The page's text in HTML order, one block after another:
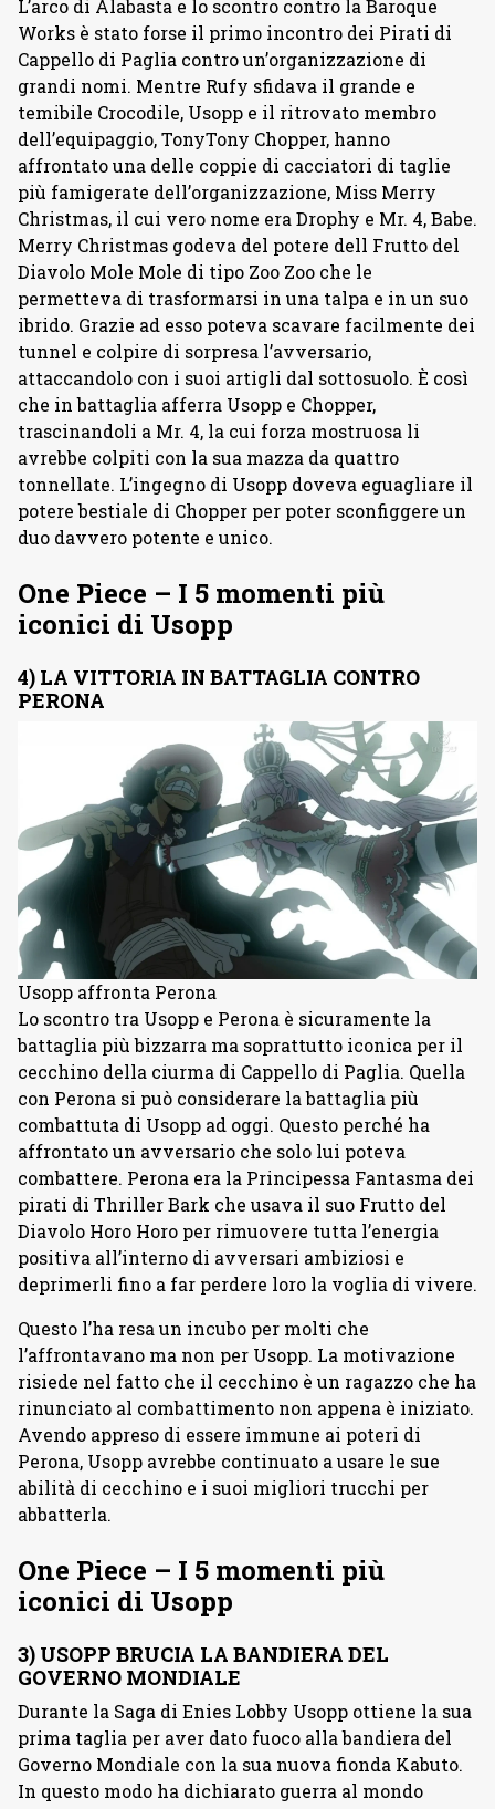
L’arco di Alabasta e lo scontro contro la Baroque
Works è stato forse il primo incontro dei Pirati di
Cappello di Paglia contro un’organizzazione di
grandi nomi. Mentre Rufy sfidava il grande e
temibile Crocodile, Usopp e il ritrovato membro
dell’equipaggio, TonyTony Chopper, hanno
affrontato una delle coppie di cacciatori di taglie
più famigerate dell’organizzazione, Miss Merry
Christmas, il cui vero nome era Drophy e Mr. 4, Babe.
Merry Christmas godeva del potere dell Frutto del
Diavolo Mole Mole di tipo Zoo Zoo che le
permetteva di trasformarsi in una talpa e in un suo
ibrido. Grazie ad esso poteva scavare facilmente dei
tunnel e colpire di sorpresa l’avversario,
attaccandolo con i suoi artigli dal sottosuolo. È così
che in battaglia afferra Usopp e Chopper,
trascinandoli a Mr. 4, la cui forza mostruosa li
avrebbe colpiti con la sua mazza da quattro
tonnellate. L’ingegno di Usopp doveva eguagliare il
potere bestiale di Chopper per poter sconfiggere un
duo davvero potente e unico.
One Piece – I 5 momenti più
iconici di Usopp
4) LA VITTORIA IN BATTAGLIA CONTRO
PERONA
Usopp affronta Perona
Lo scontro tra Usopp e Perona è sicuramente la
battaglia più bizzarra ma soprattutto iconica per il
cecchino della ciurma di Cappello di Paglia. Quella
con Perona si può considerare la battaglia più
combattuta di Usopp ad oggi. Questo perché ha
affrontato un avversario che solo lui poteva
combattere. Perona era la Principessa Fantasma dei
pirati di Thriller Bark che usava il suo Frutto del
Diavolo Horo Horo per rimuovere tutta l’energia
positiva all’interno di avversari ambiziosi e
deprimerli fino a far perdere loro la voglia di vivere.
Questo l’ha resa un incubo per molti che
l’affrontavano ma non per Usopp. La motivazione
risiede nel fatto che il cecchino è un ragazzo che ha
rinunciato al combattimento non appena è iniziato.
Avendo appreso di essere immune ai poteri di
Perona, Usopp avrebbe continuato a usare le sue
abilità di cecchino e i suoi migliori trucchi per
abbatterla.
One Piece – I 5 momenti più
iconici di Usopp
3) USOPP BRUCIA LA BANDIERA DEL
GOVERNO MONDIALE
Durante la Saga di Enies Lobby Usopp ottiene la sua
prima taglia per aver dato fuoco alla bandiera del
Governo Mondiale con la sua nuova fionda Kabuto.
In questo modo ha dichiarato guerra al mondo